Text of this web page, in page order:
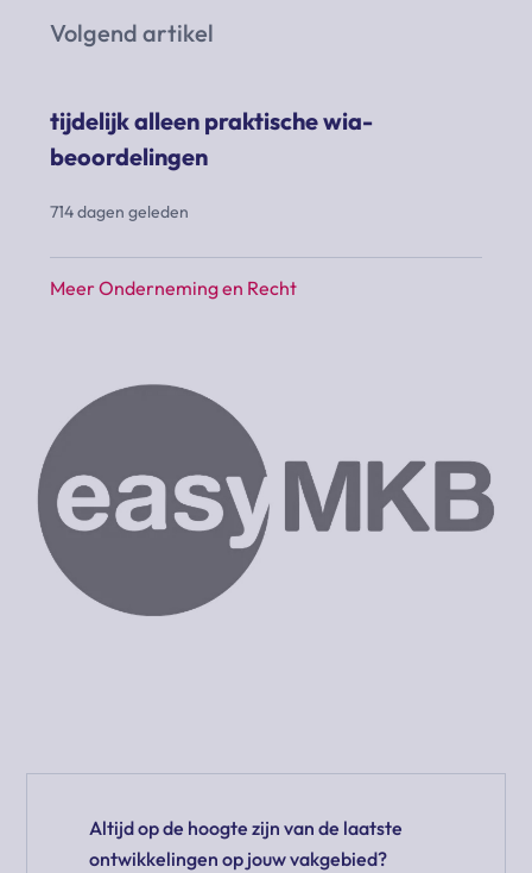
Volgend artikel
tijdelijk alleen praktische wia-
beoordelingen
714 dagen geleden
Meer Onderneming en Recht
Altijd op de hoogte zijn van de laatste
ontwikkelingen op jouw vakgebied?